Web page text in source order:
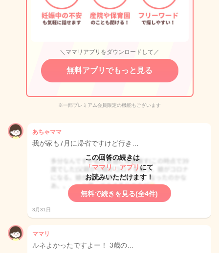
＼ママリアプリをダウンロードして／
無料アプリでもっと見る
※一部プレミアム会員限定の機能もございます
あちゃママ
我が家も7月に帰省ですけど行き…
この回答の続きは
「ママリ」アプリ にて
お読みいただけます！
無料で続きを見る(全4件)
3月31日
ママリ
ルネよかったですよー！ 3歳の…